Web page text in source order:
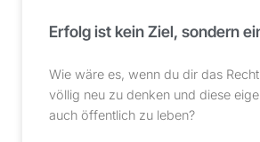
Erfolg ist kein Ziel, sondern
Wie wäre es, wenn du dir das
völlig neu zu denken und diese
auch öffentlich zu leben?